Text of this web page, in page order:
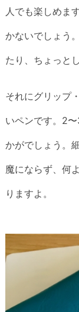
人でも楽しめま
かないでしょう
たり、ちょっと
それにグリップ
いペンです。2
かがでしょう。
魔にならず、何
りますよ。